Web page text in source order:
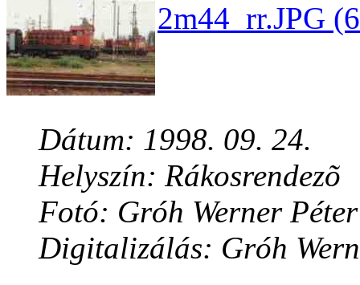
2m44_rr.JPG
Dátum: 1998. 09. 24.
Helyszín: Rákosrendezõ
Fotó: Gróh Werner Péter
Digitalizálás: Gróh